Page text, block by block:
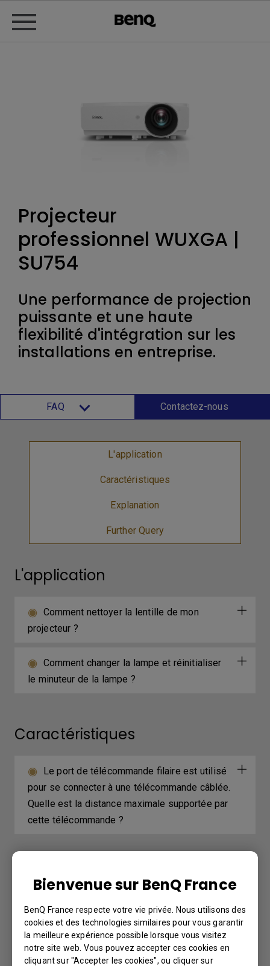
Bienvenue sur BenQ France
BenQ France respecte votre vie privée. Nous utilisons des
cookies et des technologies similaires pour vous garantir
la meilleure expérience possible lorsque vous visitez
notre site web. Vous pouvez accepter ces cookies en
cliquant sur "Accepter les cookies", ou cliquer sur
Projecteur
professionnel WUXGA |
SU754
Une performance de projection
puissante et une haute
flexibilité d'intégration sur les
installations en entreprise.
FAQ Contactez-nous
L'application
Caractéristiques
Explanation
Further Query
L'application
Comment nettoyer la lentille de mon
projecteur ?
Comment changer la lampe et réinitialiser
le minuteur de la lampe ?
Caractéristiques
Le port de télécommande filaire est utilisé
pour se connecter à une télécommande câblée.
Quelle est la distance maximale supportée par
cette télécommande ?
Explanation
Que puis-je faire si mon écran de projection
rétrécit lorsque le mode Duplicate est activé
dans Windows ?